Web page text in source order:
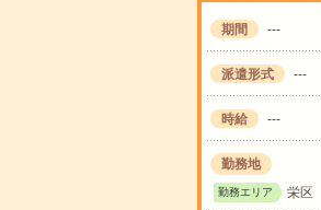
期間 ---
派遣形式 ---
時給 ---
勤務地
勤務エリア 栄区